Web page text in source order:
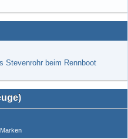
Stevenrohr beim Rennboot